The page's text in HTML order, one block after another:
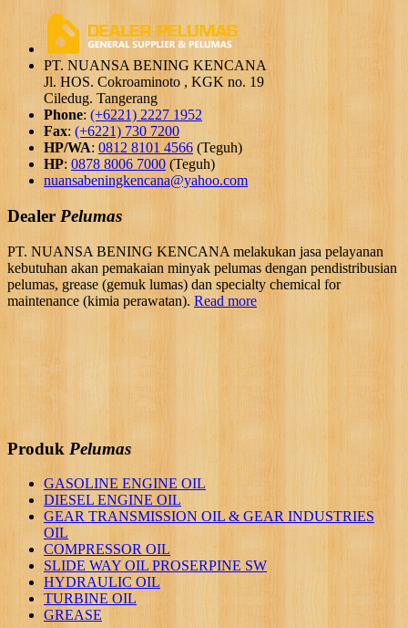
PT. NUANSA BENING KENCANA
Jl. HOS. Cokroaminoto , KGK no. 19
Ciledug. Tangerang
Phone: (+6221) 2227 1952
Fax: (+6221) 730 7200
HP/WA:0812 8101 4566 (Teguh)
HP: 0878 8006 7000 (Teguh)
nuansabeningkencana@yahoo.com
Dealer Pelumas
PT. NUANSA BENING KENCANA melakukan jasa pelayanan
kebutuhan akan pemakaian minyak pelumas dengan pendistribusian
pelumas, grease (gemuk lumas) dan specialty chemical for
maintenance (kimia perawatan). Read more
Produk Pelumas
GASOLINE ENGINE OIL
DIESEL ENGINE OIL
GEAR TRANSMISSION OIL & GEAR INDUSTRIES
OIL
COMPRESSOR OIL
SLIDE WAY OIL PROSERPINE SW
HYDRAULIC OIL
TURBINE OIL
GREASE